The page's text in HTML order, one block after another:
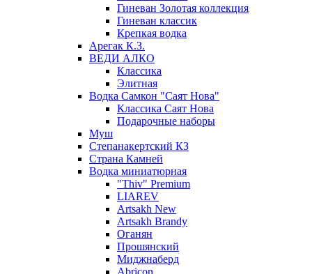
Гиневан Золотая коллекция
Гиневан классик
Крепкая водка
Арегак К.З.
ВЕДИ АЛКО
Классика
Элитная
Водка Самкон "Саят Нова"
Классика Саят Нова
Подарочные наборы
Муш
Степанакертский КЗ
Страна Камней
Водка миниатюрная
"Thiv" Premium
LIAREV
Artsakh New
Artsakh Brandy
Оганян
Прошянский
Миджнаберд
Abricon